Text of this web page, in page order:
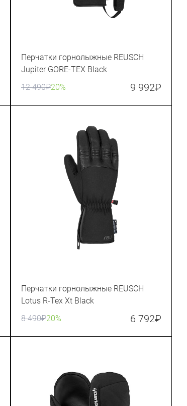
Перчатки горнолыжные REUSCH
Jupiter GORE-TEX Black
12 490₽20% 9 992₽
Перчатки горнолыжные REUSCH
Lotus R-Tex Xt Black
8 490₽20% 6 792₽